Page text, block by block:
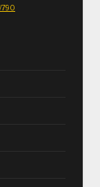
790